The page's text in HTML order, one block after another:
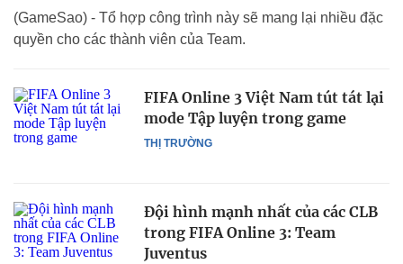
(GameSao) - Tổ hợp công trình này sẽ mang lại nhiều đặc
quyền cho các thành viên của Team.
THỊ TRƯỜNG
FIFA Online 3 Việt Nam tút tát lại
mode Tập luyện trong game
Đội hình mạnh nhất của các CLB
trong FIFA Online 3: Team
Juventus